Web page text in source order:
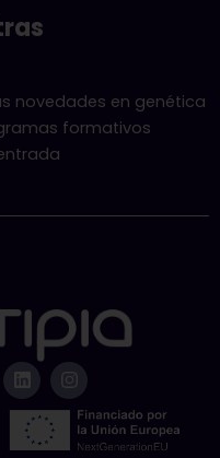
novedades en genética
formativos
L
i
n
k
e
I
n
s
a